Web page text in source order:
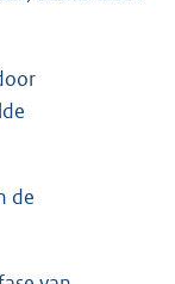
de